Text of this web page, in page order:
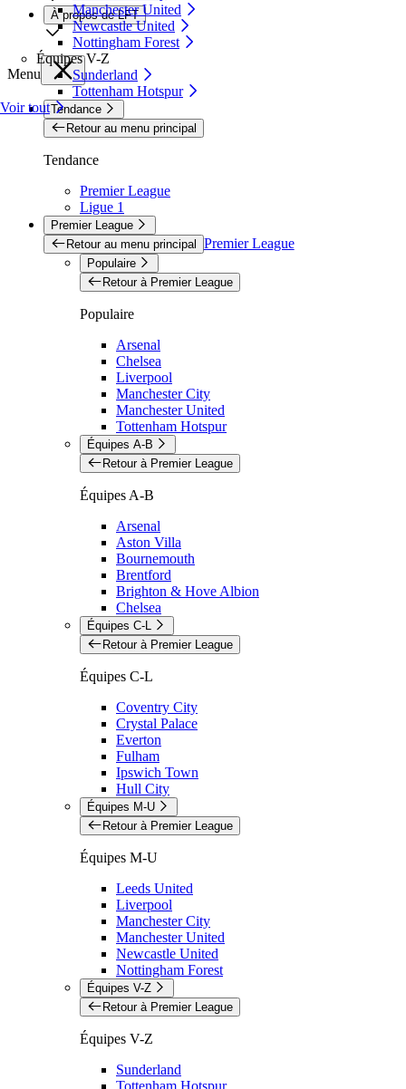
Manchester United
Newcastle United
Nottingham Forest
Équipes V-Z
Sunderland
Tottenham Hotspur
Voir tout
À propos de LFT
Menu
Tendance
Retour au menu principal
Tendance
Premier League
Ligue 1
Premier League
Retour au menu principal Premier League
Populaire
Retour à Premier League
Populaire
Arsenal
Chelsea
Liverpool
Manchester City
Manchester United
Tottenham Hotspur
Équipes A-B
Retour à Premier League
Équipes A-B
Arsenal
Aston Villa
Bournemouth
Brentford
Brighton & Hove Albion
Chelsea
Équipes C-L
Retour à Premier League
Équipes C-L
Coventry City
Crystal Palace
Everton
Fulham
Ipswich Town
Hull City
Équipes M-U
Retour à Premier League
Équipes M-U
Leeds United
Liverpool
Manchester City
Manchester United
Newcastle United
Nottingham Forest
Équipes V-Z
Retour à Premier League
Équipes V-Z
Sunderland
Tottenham Hotspur